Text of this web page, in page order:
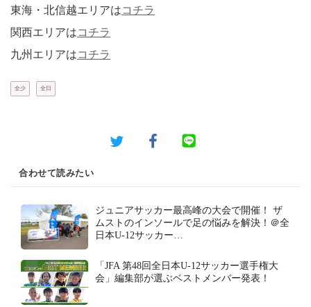
東海・北信越エリアはコチラ
関西エリアはコチラ
九州エリアはコチラ
全少 全日
合わせて読みたい
ジュニアサッカー最高峰の大会で開催！ ザ
ムストのインソールで足の悩みを解決！＠全
日本U-12サッカー…
「JFA 第48回全日本U-12サッカー選手権大
会」編集部が選ぶベストメンバー発表！